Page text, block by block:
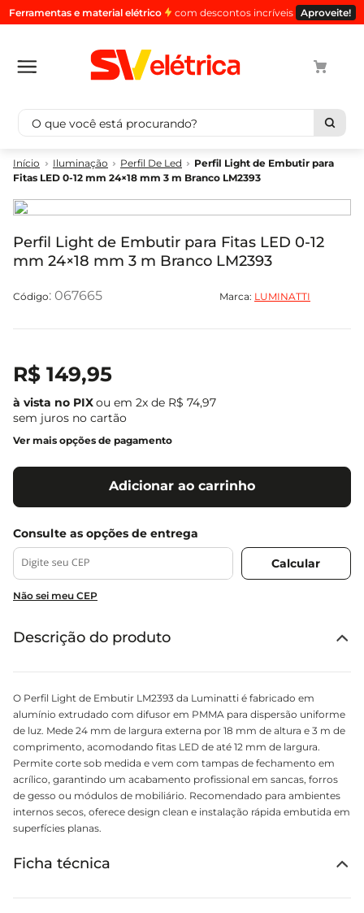
Ferramentas e material elétrico com descontos incríveis Aproveite!
O que você está procurando?
Iluminação Perfil De Led
Perfil Light de Embutir para
Fitas LED 0-12 mm 24×18 mm 3 m Branco LM2393
Perfil Light de Embutir para Fitas LED 0-12
mm 24×18 mm 3 m Branco LM2393
: 067665 Marca: LUMINATTI
R$ 149,95
ou em 2x de R$ 74,97
sem juros no cartão
Ver mais opções de pagamento
Adicionar ao carrinho
Não sei meu CEP
Descrição do produto
O Perfil Light de Embutir LM2393 da Luminatti é fabricado em
alumínio extrudado com difusor em PMMA para dispersão uniforme
de luz. Mede 24 mm de largura externa por 18 mm de altura e 3 m de
comprimento, acomodando fitas LED de até 12 mm de largura.
Permite corte sob medida e vem com tampas de fechamento em
acrílico, garantindo um acabamento profissional em sancas, forros
de gesso ou módulos de mobiliário. Recomendado para ambientes
internos secos, oferece design clean e instalação rápida embutida em
superfícies planas.
Ficha técnica
Termos mais buscados
2º
luminaria
3º
tomada
4 º
4
eletroduto